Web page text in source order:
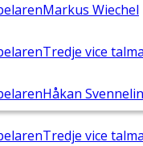
Markus Wiechel
Tredje vice
Håkan
Tredje vice